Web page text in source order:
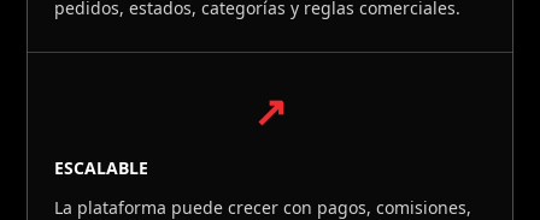
pedidos, estados, categorías y reglas comerciales.
↗
ESCALABLE
La plataforma puede crecer con pagos, comisiones,